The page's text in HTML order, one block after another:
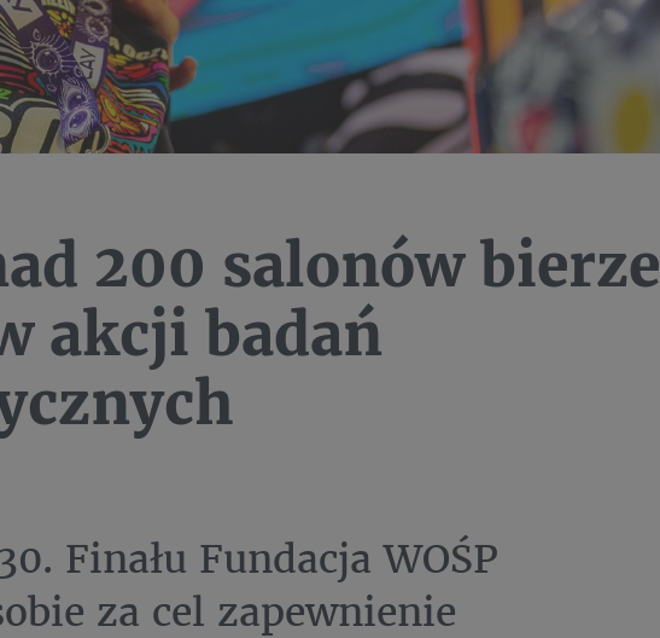
200 salonów bierze
akcji badań
Finału Fundacja WOŚP
za cel zapewnienie